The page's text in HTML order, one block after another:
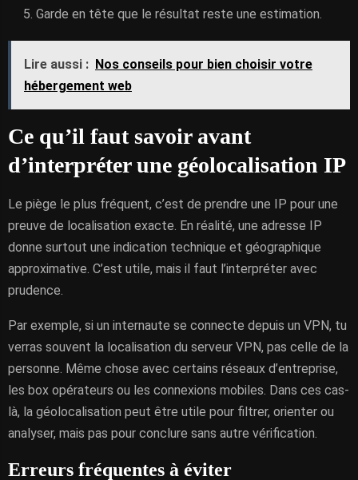
Garde en tête que le résultat reste une estimation.
Lire aussi : Nos conseils pour bien choisir votre
hébergement web
Ce qu’il faut savoir avant
d’interpréter une géolocalisation IP
Le piège le plus fréquent, c’est de prendre une IP pour une
preuve de localisation exacte. En réalité, une adresse IP
donne surtout une indication technique et géographique
approximative. C’est utile, mais il faut l’interpréter avec
prudence.
Par exemple, si un internaute se connecte depuis un VPN, tu
verras souvent la localisation du serveur VPN, pas celle de la
personne. Même chose avec certains réseaux d’entreprise,
les box opérateurs ou les connexions mobiles. Dans ces cas-
là, la géolocalisation peut être utile pour filtrer, orienter ou
analyser, mais pas pour conclure sans autre vérification.
Erreurs fréquentes à éviter